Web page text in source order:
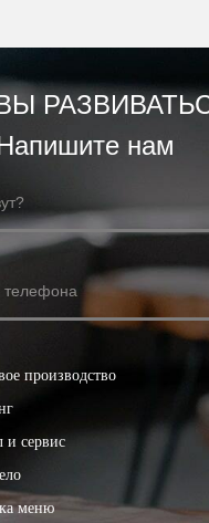
производство
и сервис
меню
нам